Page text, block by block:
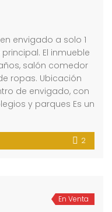
envigado a solo 1
El inmueble
salón comedor
ropas. Ubicación
de envigado, con
y parques Es un
2
En Venta